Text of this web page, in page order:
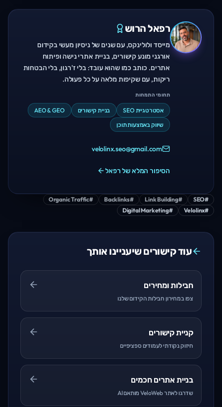
רפאל הרוש
מייסד ולולינקס, עם שנים של ניסיון מעשי בקידום
אורגני מונע קישורים, בניית אתרי נישה ופיתוח
אתרים. כותב כמו שהוא עובד: בלי ז'רגון, בלי הבטחות
ריקות, עם שקיפות מלאה על כל פעולה.
תחומי התמחות
אסטרטגיית SEO בניית קישורים
AEO & GEO
שיווק באמצעות תוכן
velolinx.seo@gmail.com
הסיפור המלא של רפאל
#
SEO
#
Link Building
#
Backlinks
#
Organic Traffic
#
Velolinx
#
Digital Marketing
עוד קישורים שיעניינו אותך
חבילות ומחירים
צפו במחירון חבילות הקידום שלנו
קניית קישורים
חיזוק נקודתי לעמודים ספציפיים
בניית אתרים חכמים
שדרגו לאתר VeloWeb מותאם AI